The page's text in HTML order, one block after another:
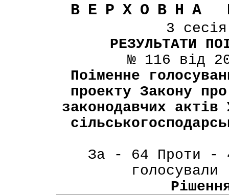
ВЕРХОВНА
3
РЕЗУЛЬТАТИ
№ 116 від
Поіменне
проекту Закону
законодавчих
За - 64 Проти -